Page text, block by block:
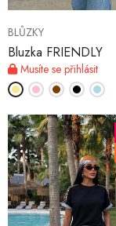
BLŮZKY
Bluzka FRIENDLY
Musíte se přihlásit